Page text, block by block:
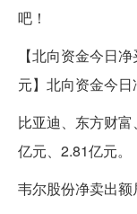
吧！
【北向资金今日
元】北向资金今日
比亚迪、东方财
亿元、2.81亿元。
韦尔股份净卖出额